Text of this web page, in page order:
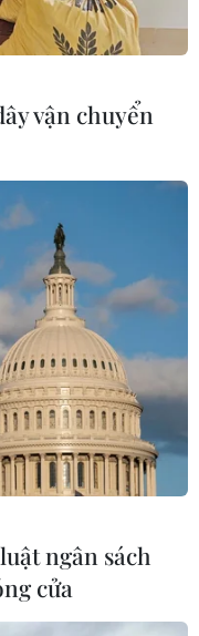
vận chuyển
ngân sách
cửa